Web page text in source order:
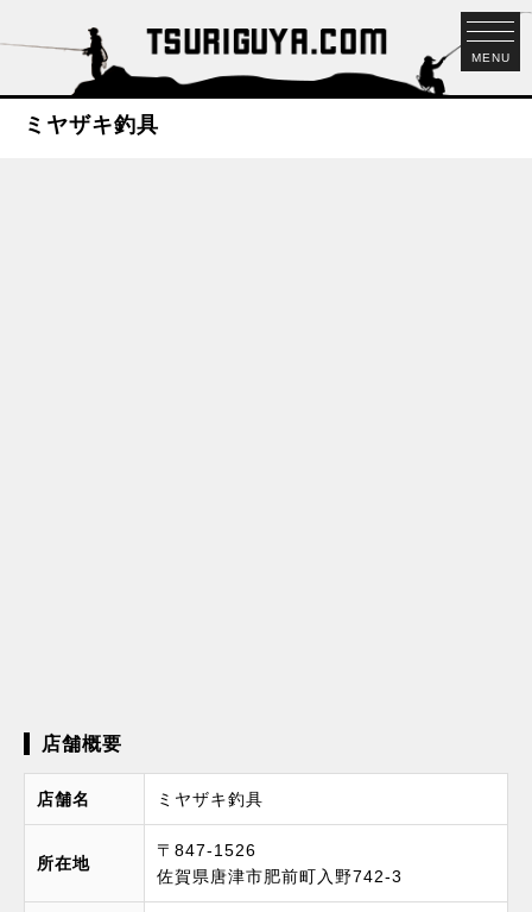
MENU
ミヤザキ釣具
店舗概要
店舗名 ミヤザキ釣具
所在地
〒847-1526
佐賀県唐津市肥前町入野742-3